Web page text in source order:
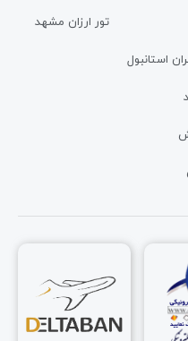
استانبول
تور ارزان مشهد